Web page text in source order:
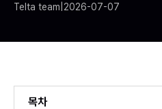
Telta team 2026-07-07
목차